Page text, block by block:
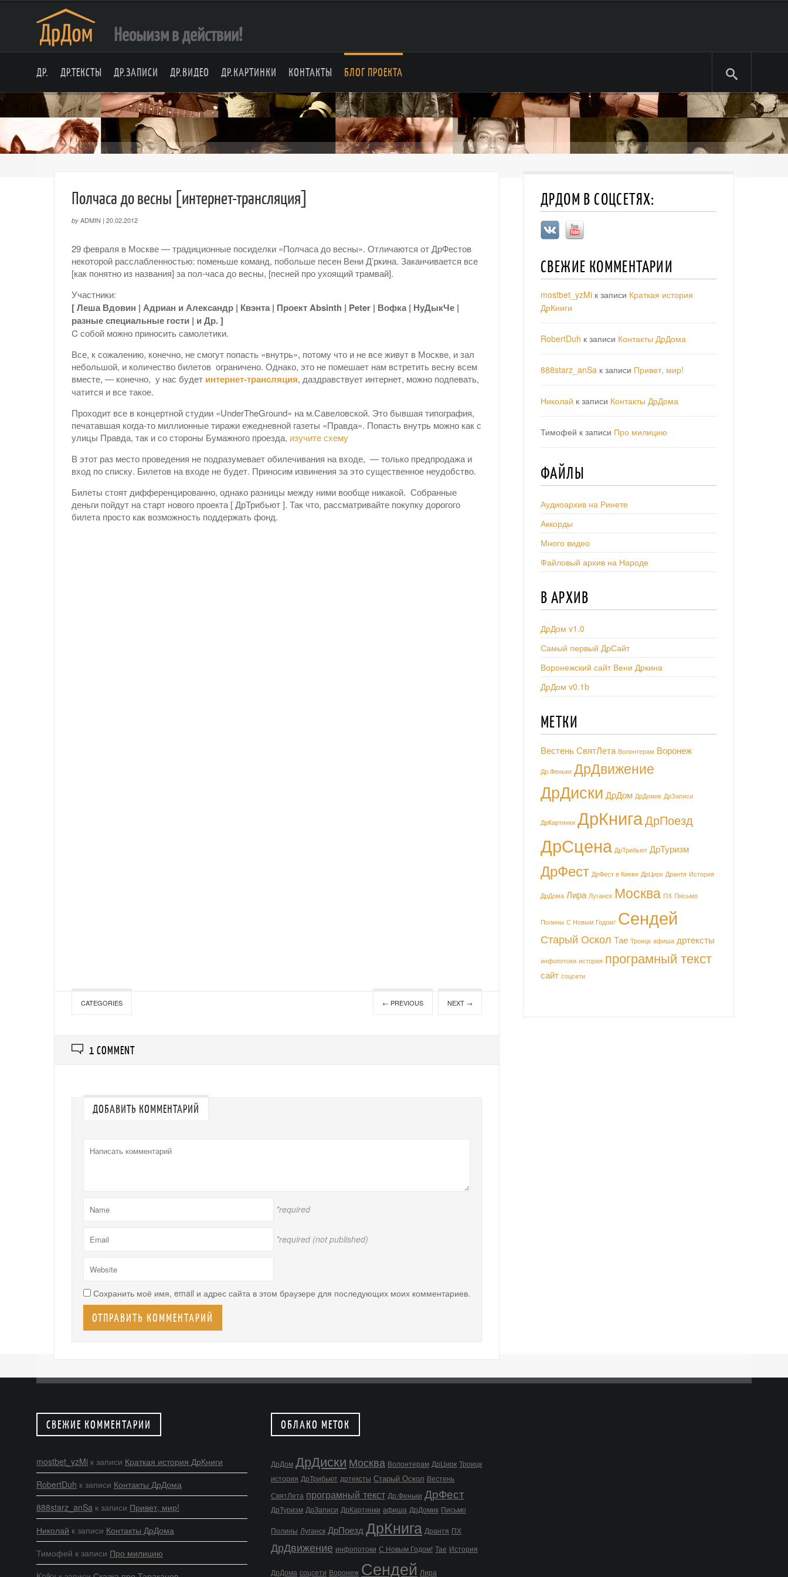
Неоыизм в действии!
ДР. ДР.ТЕКСТЫ ДР.ЗАПИСИ ДР.ВИДЕО ДР.КАРТИНКИ КОНТАКТЫ БЛОГ ПРОЕКТА
Полчаса до весны [интернет-трансляция]
by ADMIN | 20.02.2012
29 февраля в Москве — традиционные посиделки «Полчаса до весны». Отличаются от ДрФестов
некоторой расслабленностью: поменьше команд, побольше песен Вени Д’ркина. Заканчивается все
[как понятно из названия] за пол-часа до весны, [песней про ухоящий трамвай].
Участники:
[ Леша Вдовин | Адриан и Александр | Квэнта | Проект Absinth | Peter | Вофка | НуДыкЧе |
разные специальные гости | и Др. ]
C собой можно приносить самолетики.
Все, к сожалению, конечно, не смогут попасть «внутрь», потому что и не все живут в Москве, и зал
небольшой, и количество билетов ограничено. Однако, это не помешает нам встретить весну всем
вместе, — конечно, у нас будет интернет-трансляция, даздравствует интернет, можно подпевать,
чатится и все такое.
Проходит все в концертной студии «UnderTheGround» на м.Савеловской. Это бывшая типография,
печатавшая когда-то миллионные тиражи ежедневной газеты «Правда». Попасть внутрь можно как с
улицы Правда, так и со стороны Бумажного проезда, изучите схему
В этот раз место проведения не подразумевает обилечивания на входе, — только предпродажа и
вход по списку. Билетов на входе не будет. Приносим извинения за это существенное неудобство.
Билеты стоят дифференцированно, однако разницы между ними вообще никакой. Собранные
деньги пойдут на старт нового проекта [ ДрТрибьют ]. Так что, рассматривайте покупку дорогого
билета просто как возможность поддержать фонд.
CATEGORIES ← PREVIOUS NEXT →
1 COMMENT
ДОБАВИТЬ КОММЕНТАРИЙ
*required
*required (not published)
Сохранить моё имя, email и адрес сайта в этом браузере для последующих моих комментариев.
ДРДОМ В СОЦСЕТЯХ:
СВЕЖИЕ КОММЕНТАРИИ
mostbet_yzMi к записи Краткая история
ДрКниги
RobertDuh к записи Контакты ДрДома
888starz_anSa к записи Привет, мир!
Николай к записи Контакты ДрДома
Тимофей к записи Про милицию
ФАЙЛЫ
Аудиоархив на Ринете
Аккорды
Много видео
Файловый архив на Народе
В АРХИВ
ДрДом v1.0
Самый первый ДрСайт
Воронежский сайт Вени Дркина
ДрДом v0.1b
МЕТКИ
Вестень СвятЛета Волонтерам Воронеж
Др.Феньки ДрДвижение
ДрДиски ДрДом ДрДомик ДрЗаписи
ДрКартинки ДрКнигаДрПоезд
ДрСцена ДрТрибьют ДрТуризм
ДрФест ДрФест в Киеве ДрЦирк Дрантя История
ДрДома Лира Луганск Москва ПХ Письмо
Полины С Новым Годом! Сендей
Старый Оскол Тае Троицк афиша дртексты
инфопотоки история програмный текст
сайт соцсети
СВЕЖИЕ КОММЕНТАРИИ
mostbet_yzMi к записи Краткая история ДрКниги
RobertDuh к записи Контакты ДрДома
888starz_anSa к записи Привет, мир!
Николай к записи Контакты ДрДома
Тимофей к записи Про милицию
ОБЛАКО МЕТОК
ДрДом ДрДиски Москва Волонтерам ДрЦирк Троицк
история ДрТрибьют дртексты Старый Оскол Вестень
СвятЛета програмный текст Др.Феньки ДрФест
ДрТуризм ДрЗаписи ДрКартинки афиша ДрДомик Письмо
Полины Луганск ДрПоезд ДрКнига Дрантя ПХ
ДрДвижение инфопотоки С Новым Годом! Тае История
ДрДома соцсети Воронеж Сендей Лира